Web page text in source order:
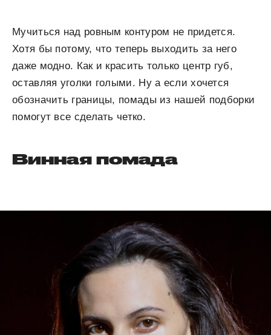
Мучиться над ровным контуром не придется.
Хотя бы потому, что теперь выходить за него
даже модно. Как и красить только центр губ,
оставляя уголки голыми. Ну а если хочется
обозначить границы, помады из нашей подборки
помогут все сделать четко.
Винная помада